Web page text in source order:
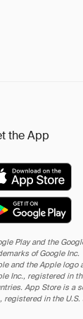
the App
Play and the
of Google Inc.
and the Apple logo
Inc., registered in
App Store is a
registered in the